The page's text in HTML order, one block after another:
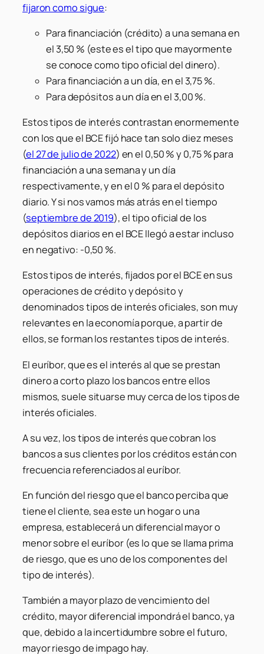
fijaron como sigue:
Para financiación (crédito) a una semana en
el 3,50 % (este es el tipo que mayormente
se conoce como tipo oficial del dinero).
Para financiación a un día, en el 3,75 %.
Para depósitos a un día en el 3,00 %.
Estos tipos de interés contrastan enormemente
con los que el BCE fijó hace tan solo diez meses
(el 27 de julio de 2022) en el 0,50 % y 0,75 % para
financiación a una semana y un día
respectivamente, y en el 0 % para el depósito
diario. Y si nos vamos más atrás en el tiempo
(septiembre de 2019), el tipo oficial de los
depósitos diarios en el BCE llegó a estar incluso
en negativo: -0,50 %.
Estos tipos de interés, fijados por el BCE en sus
operaciones de crédito y depósito y
denominadostipos de interés oficiales, son muy
relevantes en la economía porque, a partir de
ellos, se forman los restantes tipos de interés.
El euríbor, que es el interés al que se prestan
dinero a corto plazo los bancos entre ellos
mismos, suele situarse muy cerca de los tipos de
interés oficiales.
A su vez, los tipos de interés que cobran los
bancos a sus clientes por los créditos están con
frecuencia referenciados al euríbor.
En función del riesgo que el banco perciba que
tiene el cliente, sea este un hogar o una
empresa, establecerá un diferencial mayor o
menor sobre el euríbor (es lo que se llama prima
de riesgo, que es uno de los componentes del
tipo de interés).
También a mayor plazo de vencimiento del
crédito, mayor diferencial impondrá el banco, ya
que, debido a la incertidumbre sobre el futuro,
mayor riesgo de impago hay.